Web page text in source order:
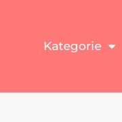
Kategorie